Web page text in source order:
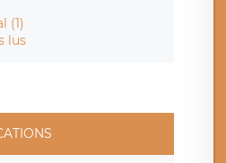
(1)
lus